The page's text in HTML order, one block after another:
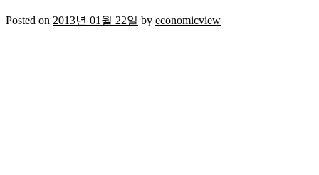
Posted on 2013년 01월 22일 by economicview